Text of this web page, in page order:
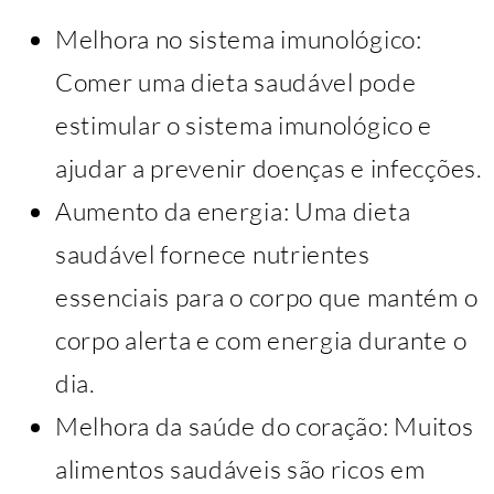
Melhora no sistema imunológico:
Comer uma dieta saudável pode
estimular o sistema imunológico e
ajudar a prevenir doenças e infecções.
Aumento da energia: Uma dieta
saudável fornece nutrientes
essenciais para o corpo que mantém o
corpo alerta e com energia durante o
dia.
Melhora da saúde do coração: Muitos
alimentos saudáveis são ricos em